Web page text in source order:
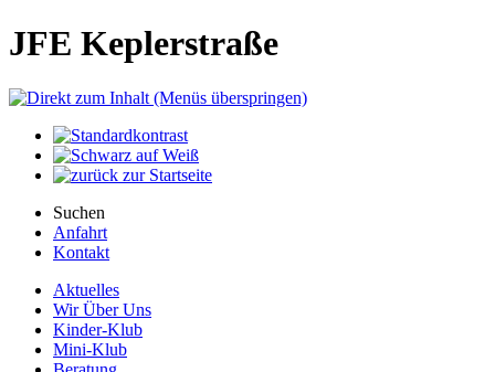
JFE Keplerstraße
Suchen
Anfahrt
Kontakt
Aktuelles
Wir Über Uns
Kinder-Klub
Mini-Klub